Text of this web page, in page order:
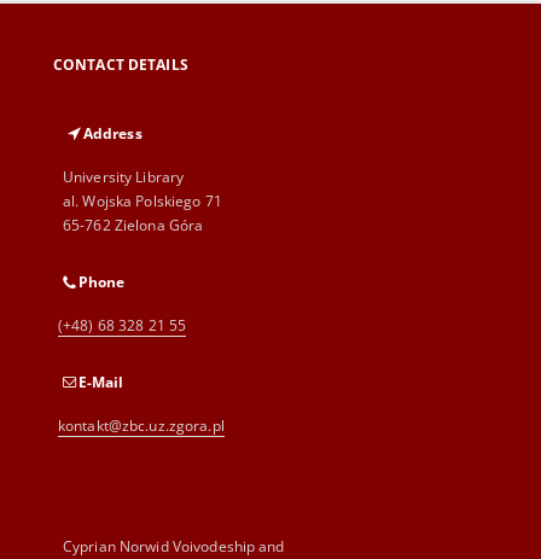
CONTACT DETAILS
Address
University Library
al. Wojska Polskiego 71
65-762 Zielona Góra
Phone
(+48) 68 328 21 55
E-Mail
kontakt@zbc.uz.zgora.pl
Cyprian Norwid Voivodeship and